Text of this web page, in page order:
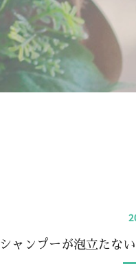
シャンプーが泡立たな